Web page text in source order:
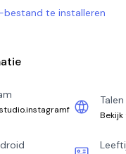
bestand te installeren
Talen